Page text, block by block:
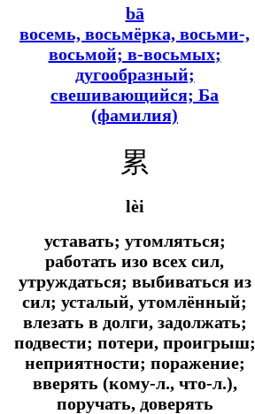
bā
восемь, восьмёрка, восьми-,
восьмой; в-восьмых;
дугообразный;
свешивающийся; Ба
(фамилия)
累
lèi
уставать; утомляться;
работать изо всех сил,
утруждаться; выбиваться из
сил; усталый, утомлённый;
влезать в долги, задолжать;
подвести; потери, проигрыш;
неприятности; поражение;
вверять (кому-л., что-л.),
поручать, доверять